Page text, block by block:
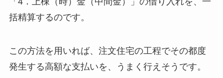
括精算するのです。
この方法を用いれば、注文住宅の工程でその都度
発生する高額な支払いを、うまく行えそうです。